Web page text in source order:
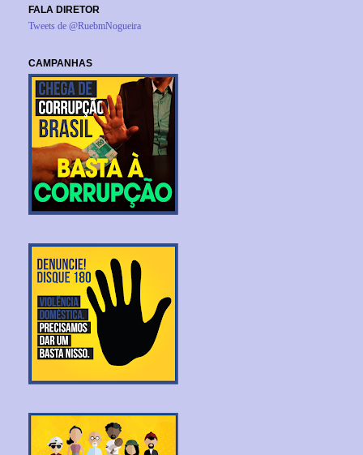
FALA DIRETOR
Tweets de @RuebmNogueira
CAMPANHAS